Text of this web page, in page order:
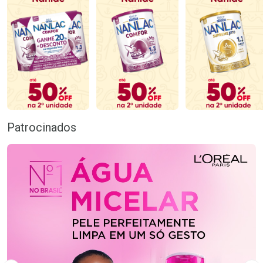
Patrocinados